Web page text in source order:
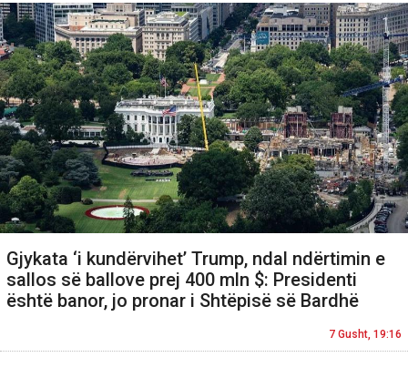
Gjykata ‘i kundërvihet’ Trump, ndal ndërtimin e
sallos së ballove prej 400 mln $: Presidenti
është banor, jo pronar i Shtëpisë së Bardhë
7 Gusht, 19:16